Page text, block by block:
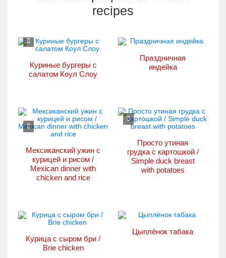
recipes
Куриные бургеры с
салатом Коул Слоу
Праздничная
индейка
Мексиканский ужин с
курицей и рисом /
Mexican dinner with
chicken and rice
Просто утиная
грудка с картошкой /
Simple duck breast
with potatoes
Курица с сыром бри /
Brie chicken
Цыплёнок табака